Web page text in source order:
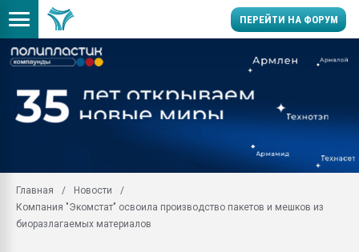
ПЕРЕЙТИ НА ФОРУМ
Вакуум-формовочные
28.07.2026
Главная
Новости
Компания "Экомстат" освоила производство пакетов и мешков из
биоразлагаемых материалов